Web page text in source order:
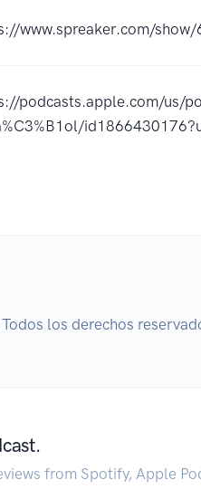
www.spreaker.com/
podcasts.apple.com/us/
los derechos
from Spotify, Apple